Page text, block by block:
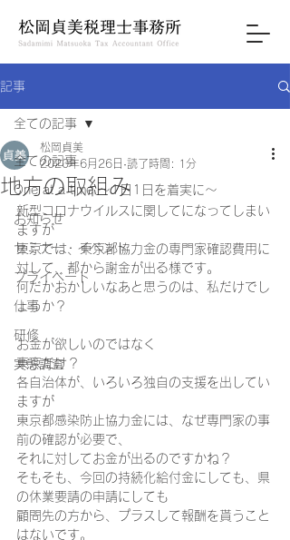
記事
全ての記事
One at a time ～1日1日を着実に～
お知らせ
セミナー・イベント
プライベート
仕事
研修
実態調査
全ての記事
地方の取組み
松岡貞美
2020年6月26日 読了時間: 1分
新型コロナウイルスに関してになってしまい
ますが
東京では、東京都協力金の専門家確認費用に
対して、都から謝金が出る様です。
何だかおかしいなあと思うのは、私だけでし
ょうか？
お金が欲しいのではなく
東京だけ？
各自治体が、いろいろ独自の支援を出してい
ますが
東京都感染防止協力金には、なぜ専門家の事
前の確認が必要で、
それに対してお金が出るのですかね？
そもそも、今回の持続化給付金にしても、県
の休業要請の申請にしても
顧問先の方から、プラスして報酬を貰うこと
はないです。